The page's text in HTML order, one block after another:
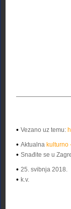
• Vezano uz temu:
• Aktualna kulturno
• Snađite se u
• 25. svibnja 2018.
• k.v.